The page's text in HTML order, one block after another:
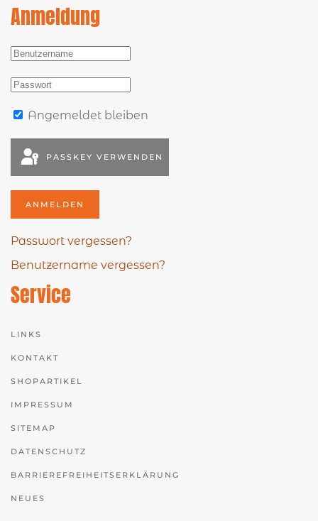
Anmeldung
Angemeldet bleiben
PASSKEY VERWENDEN
ANMELDEN
Passwort vergessen?
Benutzername vergessen?
Service
LINKS
KONTAKT
SHOPARTIKEL
IMPRESSUM
SITEMAP
DATENSCHUTZ
BARRIEREFREIHEITSERKLÄRUNG
NEUES